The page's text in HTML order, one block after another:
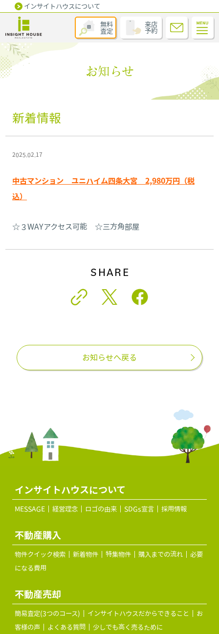
無料
査定
来店
予約
インサイトハウスについて
お知らせ
新着情報
2025.02.17
中古マンション ユニハイム四条大宮 2,980万円（税
込）
☆３WAYアクセス可能 ☆三方角部屋
SHARE
お知らせへ戻る
インサイトハウスについて
MESSAGE 経営理念 ロゴの由来 SDGs宣言 採用情報
不動産購入
物件クイック検索 新着物件 特集物件 購入までの流れ
必要
になる費用
不動産売却
簡易査定(3つのコース) インサイトハウスだからできること
お
客様の声
よくある質問 少しでも高く売るために